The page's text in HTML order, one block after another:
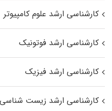
کارشناسی ارشد علوم کامپیوتر
کارشناسی ارشد فوتونیک
کارشناسی ارشد فیزیک
کارشناسی ارشد زیست‌